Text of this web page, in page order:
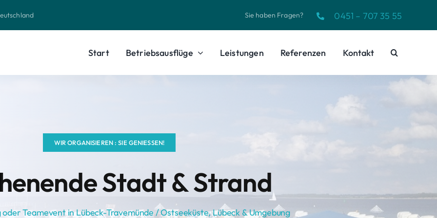
Sie haben Fragen? 0451 – 707 35 55
Start Betriebsausflüge Leistungen Referenzen Kontakt
WIR ORGANISIEREN : SIE GENIESSEN!
Stadt & Strand
Teamevent in Lübeck-Travemünde / Ostseeküste, Lübeck & Umgebung